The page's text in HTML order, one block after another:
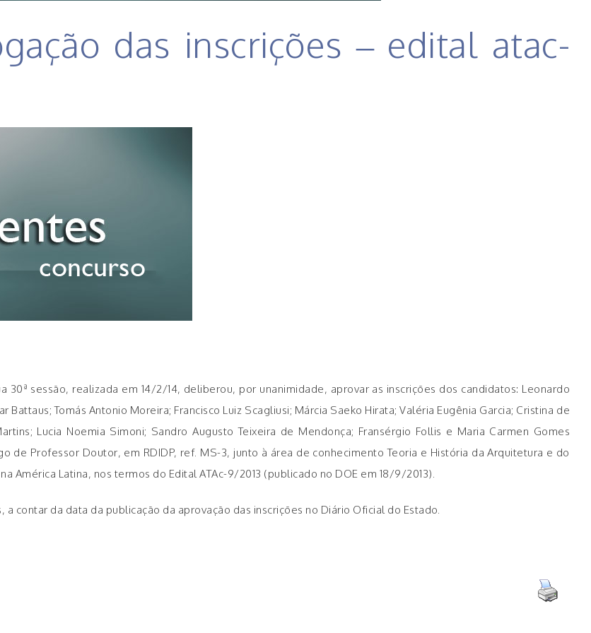
das inscrições – edital atac-
30ª sessão, realizada em 14/2/14, deliberou, por unanimidade, aprovar as inscrições dos candidatos: Leonardo
Tomás Antonio Moreira; Francisco Luiz Scagliusi; Márcia Saeko Hirata; Valéria Eugênia Garcia; Cristina de
Lucia Noemia Simoni; Sandro Augusto Teixeira de Mendonça; Fransérgio Follis e Maria Carmen Gomes
de Professor Doutor, em RDIDP, ref. MS-3, junto à área de conhecimento Teoria e História da Arquitetura e do
América Latina, nos termos do Edital ATAc-9/2013 (publicado no DOE em 18/9/2013).
contar da data da publicação da aprovação das inscrições no Diário Oficial do Estado.